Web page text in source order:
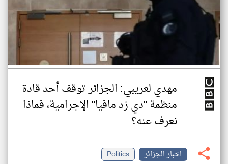
مهدي لعريبي: الجزائر توقف أحد قادة
منظمة "دي زد مافيا" الإجرامية، فماذا
نعرف عنه؟
اخبار الجزائر Politics